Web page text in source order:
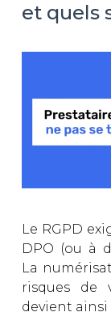
et quels
Le RGPD
DPO (ou à
La
risques de
devient